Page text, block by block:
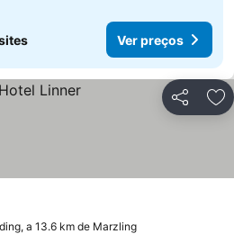
Ver preços
Partilhar
a 13.6 km de Marzling